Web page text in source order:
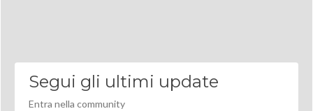
Segui gli ultimi update
Entra nella community